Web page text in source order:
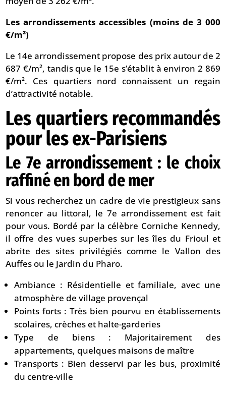
Les arrondissements accessibles (moins de 3 000
€/m²)
Le 14e arrondissement propose des prix autour de 2
687 €/m², tandis que le 15e s’établit à environ 2 869
€/m². Ces quartiers nord connaissent un regain
d’attractivité notable.
Les quartiers recommandés
pour les ex-Parisiens
Le 7e arrondissement : le choix
raffiné en bord de mer
Si vous recherchez un cadre de vie prestigieux sans
renoncer au littoral, le 7e arrondissement est fait
pour vous. Bordé par la célèbre Corniche Kennedy,
il offre des vues superbes sur les îles du Frioul et
abrite des sites privilégiés comme le Vallon des
Auffes ou le Jardin du Pharo.
Ambiance : Résidentielle et familiale, avec une
atmosphère de village provençal
Points forts : Très bien pourvu en établissements
scolaires, crèches et halte-garderies
Type de biens : Majoritairement des
appartements, quelques maisons de maître
Transports : Bien desservi par les bus, proximité
du centre-ville